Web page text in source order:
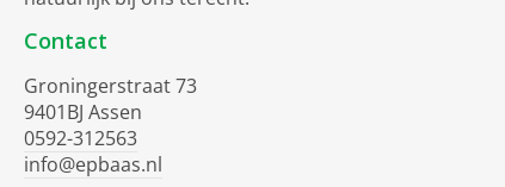
Contact
Groningerstraat 73
9401BJ Assen
0592-312563
info@epbaas.nl